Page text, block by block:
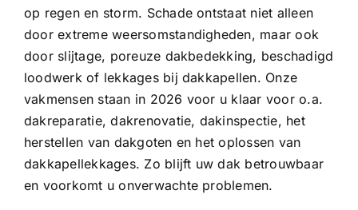
op regen en storm. Schade ontstaat niet alleen
door extreme weersomstandigheden, maar ook
door slijtage, poreuze dakbedekking, beschadigd
loodwerk of lekkages bij dakkapellen. Onze
vakmensen staan in 2026 voor u klaar voor o.a.
dakreparatie, dakrenovatie, dakinspectie, het
herstellen van dakgoten en het oplossen van
dakkapellekkages. Zo blijft uw dak betrouwbaar
en voorkomt u onverwachte problemen.